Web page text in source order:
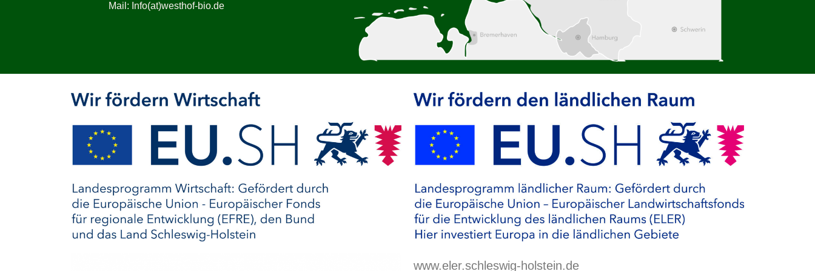
Mail: Info(at)westhof-bio.de
www.eler.schleswig-holstein.de